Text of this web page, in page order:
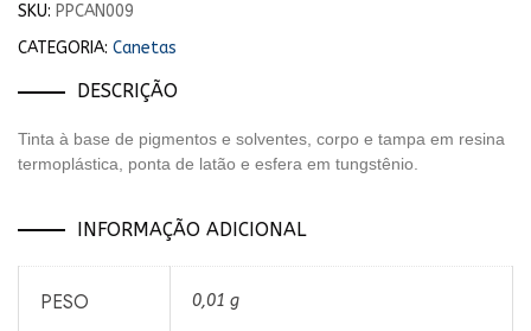
SKU: PPCAN009
CATEGORIA: Canetas
DESCRIÇÃO
Tinta à base de pigmentos e solventes, corpo e tampa em resina
termoplástica, ponta de latão e esfera em tungstênio.
INFORMAÇÃO ADICIONAL
PESO 0,01 g